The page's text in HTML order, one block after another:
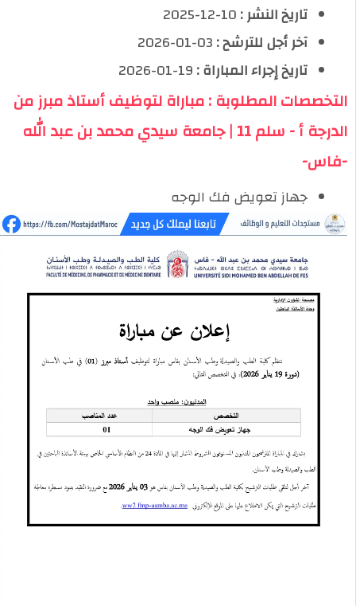
تاريخ النشر :10-12-2025
آخر أجل للترشح :03-01-2026
تاريخ إجراء المباراة :19-01-2026
التخصصات المطلوبة : مباراة لتوظيف أستاذ مبرز من
الدرجة أ - سلم 11 | جامعة سيدي محمد بن عبد الله
-فاس-
جهاز تعويض فك الوجه